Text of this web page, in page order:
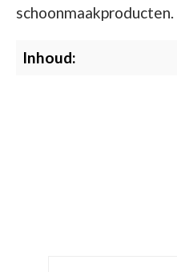
schoonmaakproducten.
Inhoud: